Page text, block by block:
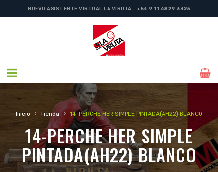
NUEVO ASISTENTE VIRTUAL LA VIRUTA - +54 9 11 6829 3425
NUEVO ASISTENTE VIRTUAL LA VIRUTA -+54 9 11 6829 3425
Inicio › Tienda › 14-PERCHE HER SIMPLE PINTADA(AH22) BLANCO
14-PERCHE HER SIMPLE
PINTADA(AH22) BLANCO